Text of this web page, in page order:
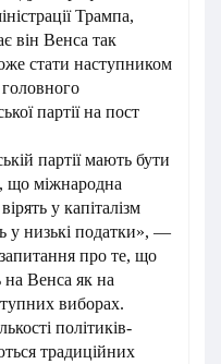
Трампа,
він Венса так
стати наступником
партії на пост
партії мають бути
що міжнародна
у капіталізм
у низькі податки», —
про те, що
на Венса як на
виборах.
політиків-
традиційних